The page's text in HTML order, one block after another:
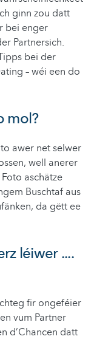
ginn zou datt
bei enger
Partnersich.
bei der
– wéi een do
mol?
awer net selwer
well anerer
aschätze
Buschtaf aus
da gëtt ee
léiwer ....
fir ongeféier
vum Partner
d’Chancen datt